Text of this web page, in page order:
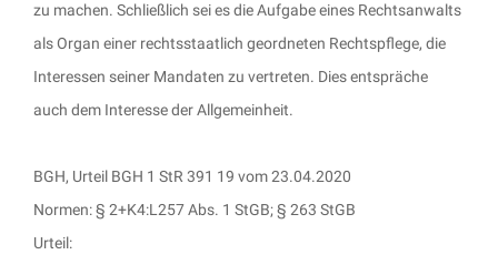
zu machen. Schließlich sei es die Aufgabe eines Rechtsanwalts
als Organ einer rechtsstaatlich geordneten Rechtspflege, die
Interessen seiner Mandaten zu vertreten. Dies entspräche
auch dem Interesse der Allgemeinheit.
BGH, Urteil BGH 1 StR 391 19 vom 23.04.2020
Normen: § 2+K4:L257 Abs. 1 StGB; § 263 StGB
Urteil: